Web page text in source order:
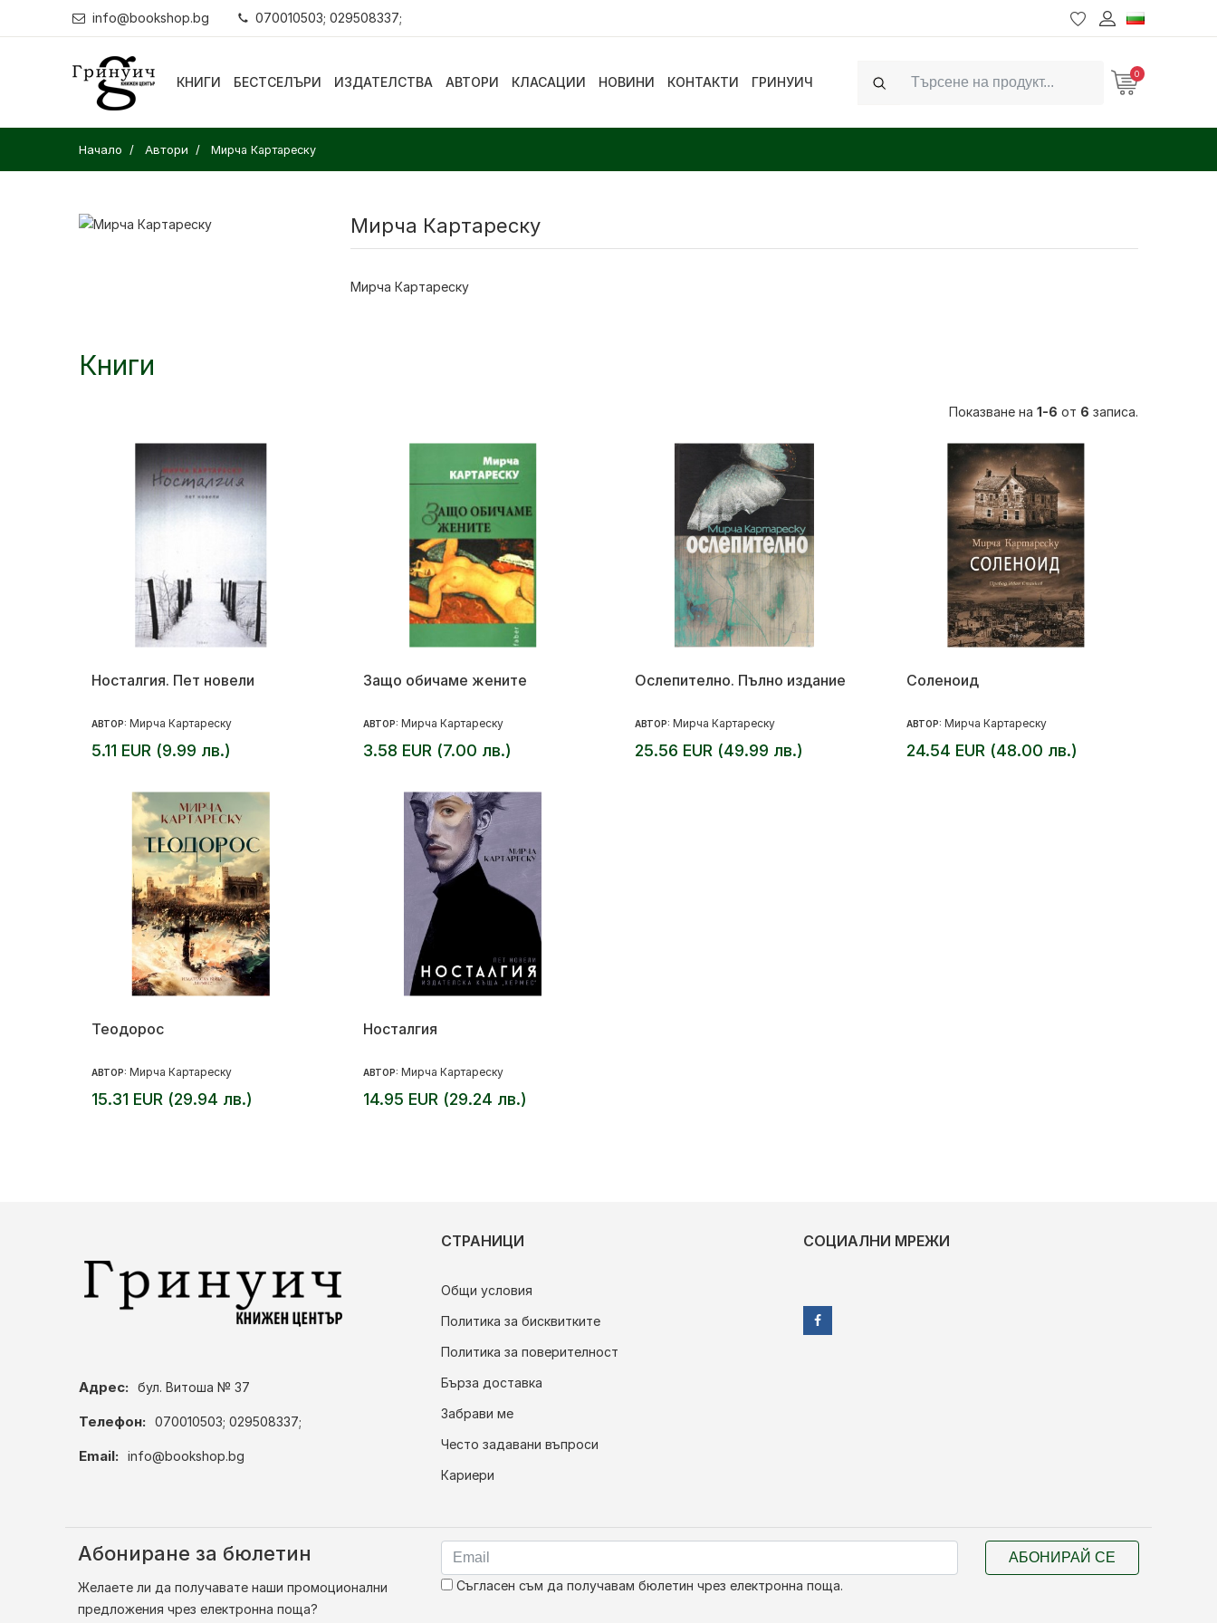
info@bookshop.bg 070010503; 029508337;
КНИГИ БЕСТСЕЛЪРИ ИЗДАТЕЛСТВА АВТОРИ КЛАСАЦИИ НОВИНИ КОНТАКТИ ГРИНУИЧ
Search
0
Начало Автори Мирча Картареску
Мирча Картареску
Мирча Картареску
Книги
Показване на 1-6 от 6 записа.
Носталгия. Пет новели
АВТОР: Мирча Картареску
5.11 EUR (9.99 лв.)
Защо обичаме жените
АВТОР: Мирча Картареску
3.58 EUR (7.00 лв.)
Ослепително. Пълно издание
АВТОР: Мирча Картареску
25.56 EUR (49.99 лв.)
Соленоид
АВТОР: Мирча Картареску
24.54 EUR (48.00 лв.)
Теодорос
АВТОР: Мирча Картареску
15.31 EUR (29.94 лв.)
Носталгия
АВТОР: Мирча Картареску
14.95 EUR (29.24 лв.)
Адрес: бул. Витоша № 37
Телефон: 070010503; 029508337;
Email: info@bookshop.bg
СТРАНИЦИ
Общи условия
Политика за бисквитките
Политика за поверителност
Бърза доставка
Забрави ме
Често задавани въпроси
Кариери
СОЦИАЛНИ МРЕЖИ
Абониране за бюлетин
Желаете ли да получавате наши промоционални
предложения чрез електронна поща?
Съгласен съм да получавам бюлетин чрез електронна поща.
АБОНИРАЙ СЕ